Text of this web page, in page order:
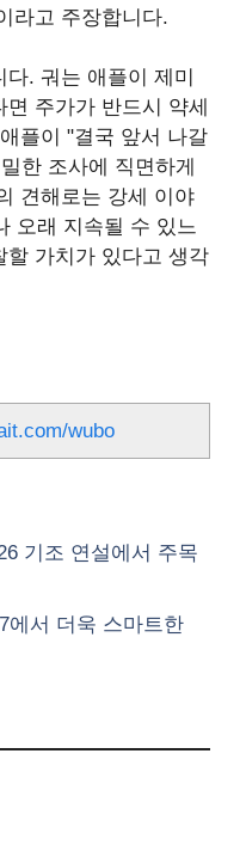
라고 주장합니다.
. 궈는 애플이 제미
주가가 반드시 약세
플이 "결국 앞서 나갈
한 조사에 직면하게
견해로는 강세 이야
오래 지속될 수 있느
할 가치가 있다고 생각
wubo
기조 연설에서 주목
에서 더욱 스마트한